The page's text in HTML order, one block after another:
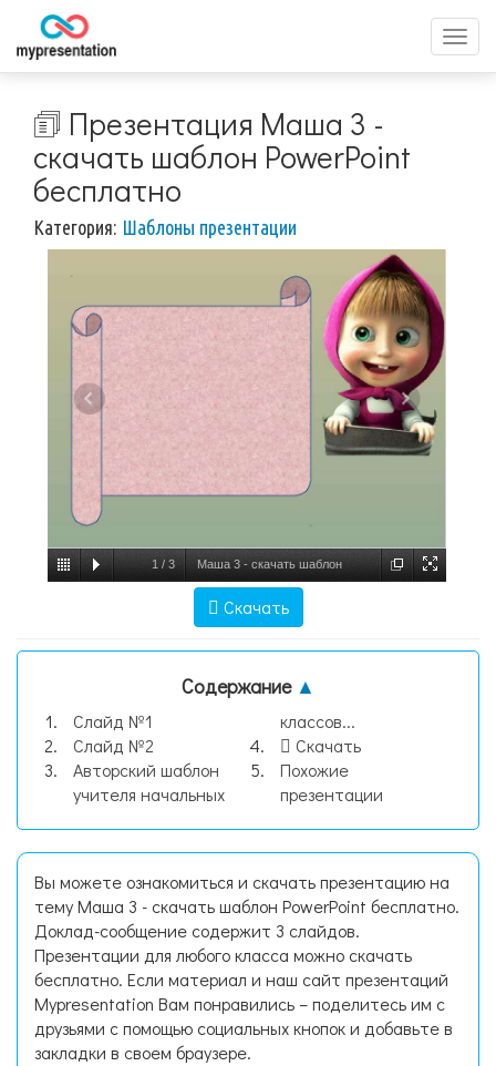
меню
🗊 Презентация Маша 3 -
скачать шаблон PowerPoint
бесплатно
Категория: Шаблоны презентации
1 / 3 Маша 3 - скачать шаблон
Скачать
Содержание ▲
Слайд №1
Слайд №2
Авторский шаблон
учителя начальных
классов...
Скачать
Похожие
презентации
Вы можете ознакомиться и скачать презентацию на
тему Маша 3 - скачать шаблон PowerPoint бесплатно.
Доклад-сообщение содержит 3 слайдов.
Презентации для любого класса можно скачать
бесплатно. Если материал и наш сайт презентаций
Mypresentation Вам понравились – поделитесь им с
друзьями с помощью социальных кнопок и добавьте в
закладки в своем браузере.